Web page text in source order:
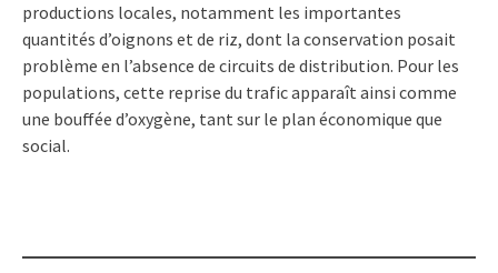
productions locales, notamment les importantes
quantités d’oignons et de riz, dont la conservation posait
problème en l’absence de circuits de distribution. Pour les
populations, cette reprise du trafic apparaît ainsi comme
une bouffée d’oxygène, tant sur le plan économique que
social.